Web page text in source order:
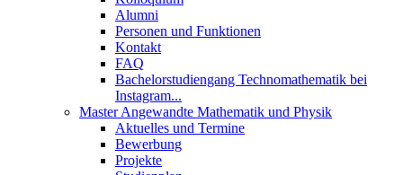
Alumni
Personen und Funktionen
Kontakt
FAQ
Bachelorstudiengang Technomathematik bei
Instagram...
Master Angewandte Mathematik und Physik
Aktuelles und Termine
Bewerbung
Projekte